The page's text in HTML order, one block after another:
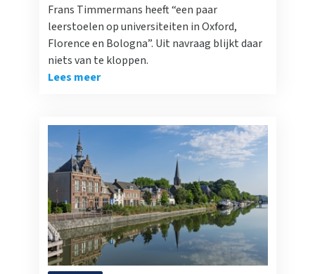
Frans Timmermans heeft “een paar
leerstoelen op universiteiten in Oxford,
Florence en Bologna”. Uit navraag blijkt daar
niets van te kloppen.
Lees meer